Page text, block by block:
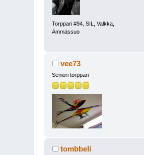
Torppari #94, SIL, Valkka,
Ämmässuo
vee73
Seniori torppari
tombbeli